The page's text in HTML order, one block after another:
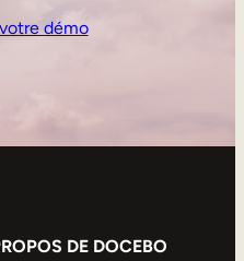
démo
DE DOCEBO